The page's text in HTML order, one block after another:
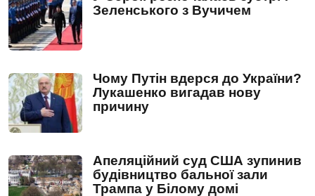
Зеленського з Вучичем
Чому Путін вдерся до України?
Лукашенко вигадав нову
причину
Апеляційний суд США зупинив
будівництво бальної зали
Трампа у Білому домі